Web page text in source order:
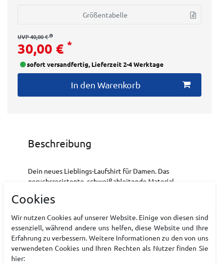
Größentabelle
UVP 40,00 €
30,00 € *
sofort versandfertig, Lieferzeit 2-4 Werktage
In den Warenkorb
Beschreibung
Dein neues Lieblings-Laufshirt für Damen. Das
geruchsresistente, schweißableitende Material
beim Training, bei Langstreckenläufen und bei
Art.-ID: 22225192
EAN:0195394719703
Cookies
Wir nutzen Cookies auf unserer Website. Einige von diesen sind
essenziell, während andere uns helfen, diese Website und Ihre
Erfahrung zu verbessern. Weitere Informationen zu den von uns
verwendeten Cookies und Ihren Rechten als Nutzer finden Sie
hier: